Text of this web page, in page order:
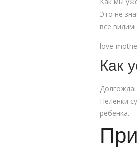
Это не
все
love-
Как
Пеленки
ребенка.